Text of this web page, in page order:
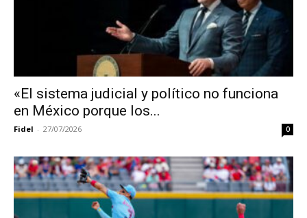
«El sistema judicial y político no funciona
en México porque los...
Fidel - 27/07/2026 0